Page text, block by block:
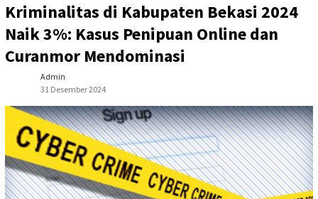
Kriminalitas di Kabupaten Bekasi 2024
Naik 3%: Kasus Penipuan Online dan
Curanmor Mendominasi
Admin
31 Desember 2024